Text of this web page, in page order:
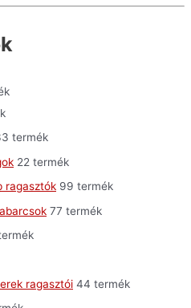
3 termék
22 termék
ragasztók 99 termék
77 termék
ragasztói 44 termék